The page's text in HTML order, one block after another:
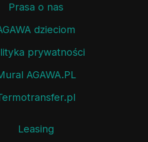
Prasa o nas
dzieciom
prywatności
AGAWA.PL
Leasing